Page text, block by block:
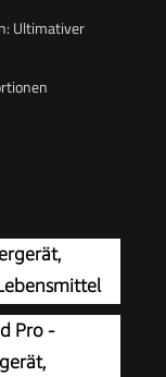
Ultimativer
Pro -